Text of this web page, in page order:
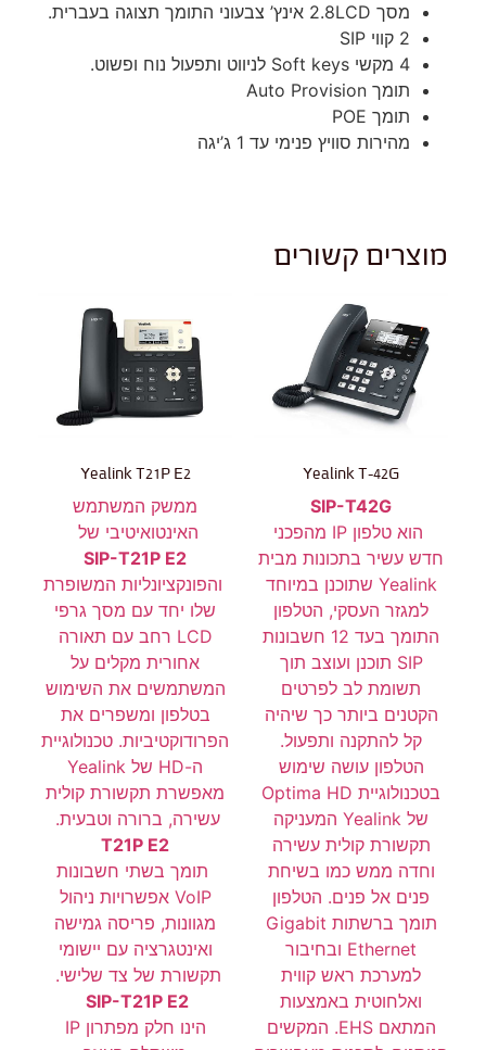
מסך 2.8LCD אינץ’ צבעוני התומך תצוגה בעברית.
2 קווי SIP
4 מקשי Soft keys לניווט ותפעול נוח ופשוט.
תומך Auto Provision
תומך POE
מהירות סוויץ פנימי עד 1 ג’יגה
מוצרים קשורים
Yealink T-42G
SIP-T42G
הוא טלפון IP מהפכני
חדש עשיר בתכונות מבית
Yealink שתוכנן במיוחד
למגזר העסקי, הטלפון
התומך בעד 12 חשבונות
SIP תוכנן ועוצב תוך
תשומת לב לפרטים
הקטנים ביותר כך שיהיה
קל להתקנה ותפעול.
הטלפון עושה שימוש
בטכנולוגיית Optima HD
של Yealink המעניקה
תקשורת קולית עשירה
וחדה ממש כמו בשיחת
פנים אל פנים. הטלפון
תומך ברשתות Gigabit
Ethernet ובחיבור
למערכת ראש קווית
ואלחוטית באמצעות
המתאם EHS. המקשים
Yealink T21P E2
ממשק המשתמש
האינטואיטיבי של
SIP-T21P E2
והפונקציונליות המשופרת
שלו יחד עם מסך גרפי
LCD רחב עם תאורה
אחורית מקלים על
המשתמשים את השימוש
בטלפון ומשפרים את
הפרודוקטיביות. טכנולוגיית
ה-HD של Yealink
מאפשרת תקשורת קולית
עשירה, ברורה וטבעית.
T21P E2
תומך בשתי חשבונות
VoIP אפשרויות ניהול
מגוונות, פריסה גמישה
ואינטגרציה עם יישומי
תקשורת של צד שלישי.
SIP-T21P E2
הינו חלק מפתרון IP